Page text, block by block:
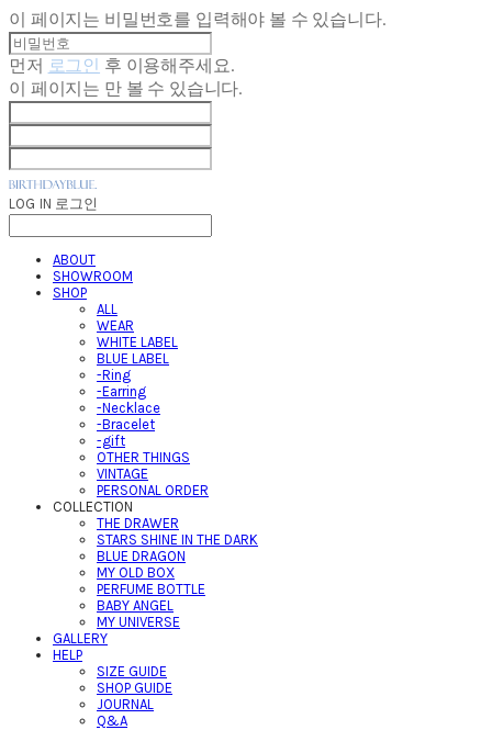
이 페이지는 비밀번호를 입력해야 볼 수 있습니다.
먼저 로그인 후 이용해주세요.
이 페이지는 만 볼 수 있습니다.
LOG IN 로그인
ABOUT
SHOWROOM
SHOP
ALL
WEAR
WHITE LABEL
BLUE LABEL
-Ring
-Earring
-Necklace
-Bracelet
-gift
OTHER THINGS
VINTAGE
PERSONAL ORDER
COLLECTION
THE DRAWER
STARS SHINE IN THE DARK
BLUE DRAGON
MY OLD BOX
PERFUME BOTTLE
BABY ANGEL
MY UNIVERSE
GALLERY
HELP
SIZE GUIDE
SHOP GUIDE
JOURNAL
Q&A